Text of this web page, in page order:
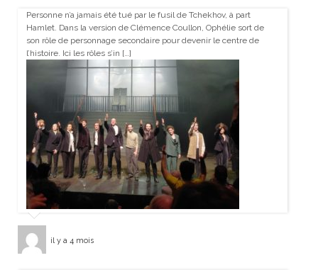
Personne n’a jamais été tué par le fusil de Tchekhov, à part
Hamlet. Dans la version de Clémence Coullon, Ophélie sort de
son rôle de personnage secondaire pour devenir le centre de
l’histoire. Ici les rôles s’in […]
il y a 4 mois